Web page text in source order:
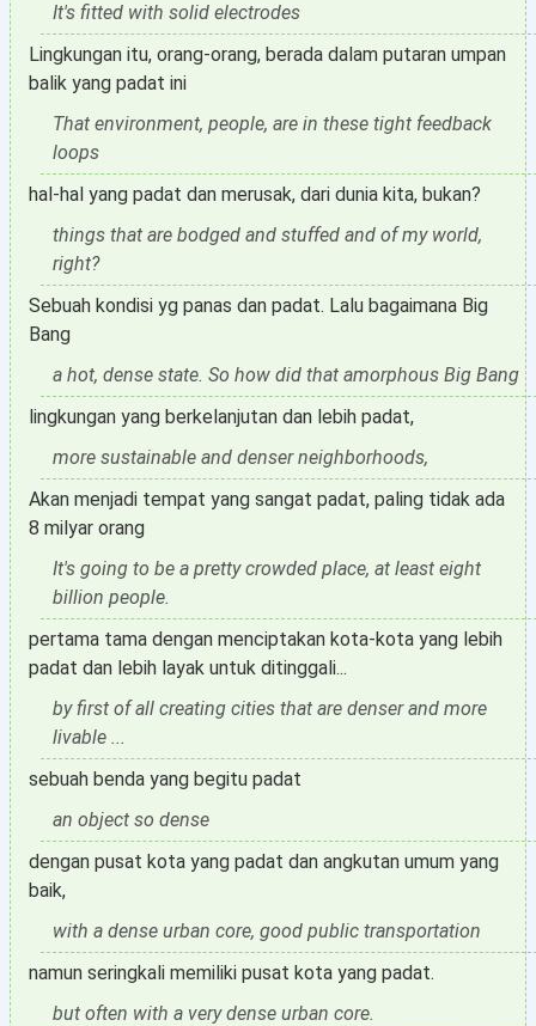
It's fitted with solid electrodes
Lingkungan itu, orang-orang, berada dalam putaran umpan
balik yang padat ini
That environment, people, are in these tight feedback
loops
hal-hal yang padat dan merusak, dari dunia kita, bukan?
things that are bodged and stuffed and of my world,
right?
Sebuah kondisi yg panas dan padat. Lalu bagaimana Big
Bang
a hot, dense state. So how did that amorphous Big Bang
lingkungan yang berkelanjutan dan lebih padat,
more sustainable and denser neighborhoods,
Akan menjadi tempat yang sangat padat, paling tidak ada
8 milyar orang
It's going to be a pretty crowded place, at least eight
billion people.
pertama tama dengan menciptakan kota-kota yang lebih
padat dan lebih layak untuk ditinggali...
by first of all creating cities that are denser and more
livable ...
sebuah benda yang begitu padat
an object so dense
dengan pusat kota yang padat dan angkutan umum yang
baik,
with a dense urban core, good public transportation
namun seringkali memiliki pusat kota yang padat.
but often with a very dense urban core.